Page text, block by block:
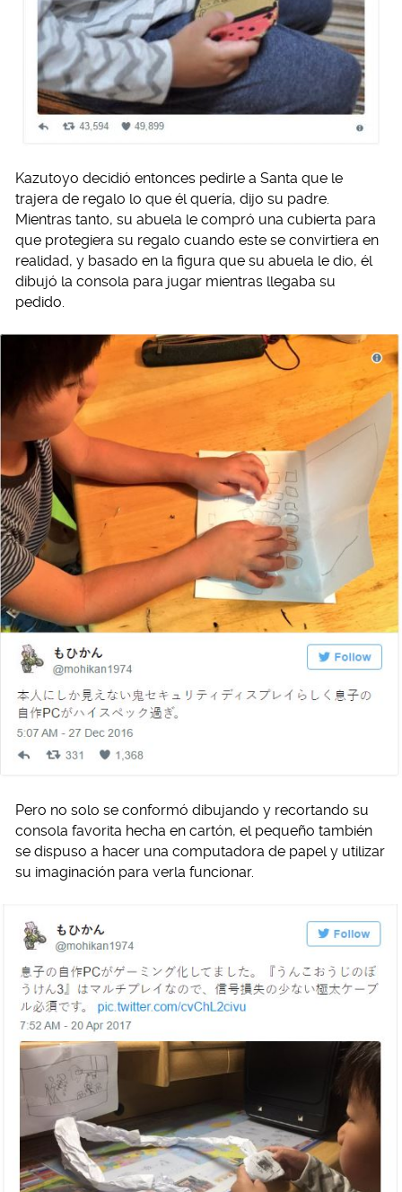
Kazutoyo decidió entonces pedirle a Santa que le
trajera de regalo lo que él quería, dijo su padre.
Mientras tanto, su abuela le compró una cubierta para
que protegiera su regalo cuando este se convirtiera en
realidad, y basado en la figura que su abuela le dio, él
dibujó la consola para jugar mientras llegaba su
pedido.
Pero no solo se conformó dibujando y recortando su
consola favorita hecha en cartón, el pequeño también
se dispuso a hacer una computadora de papel y utilizar
su imaginación para verla funcionar.